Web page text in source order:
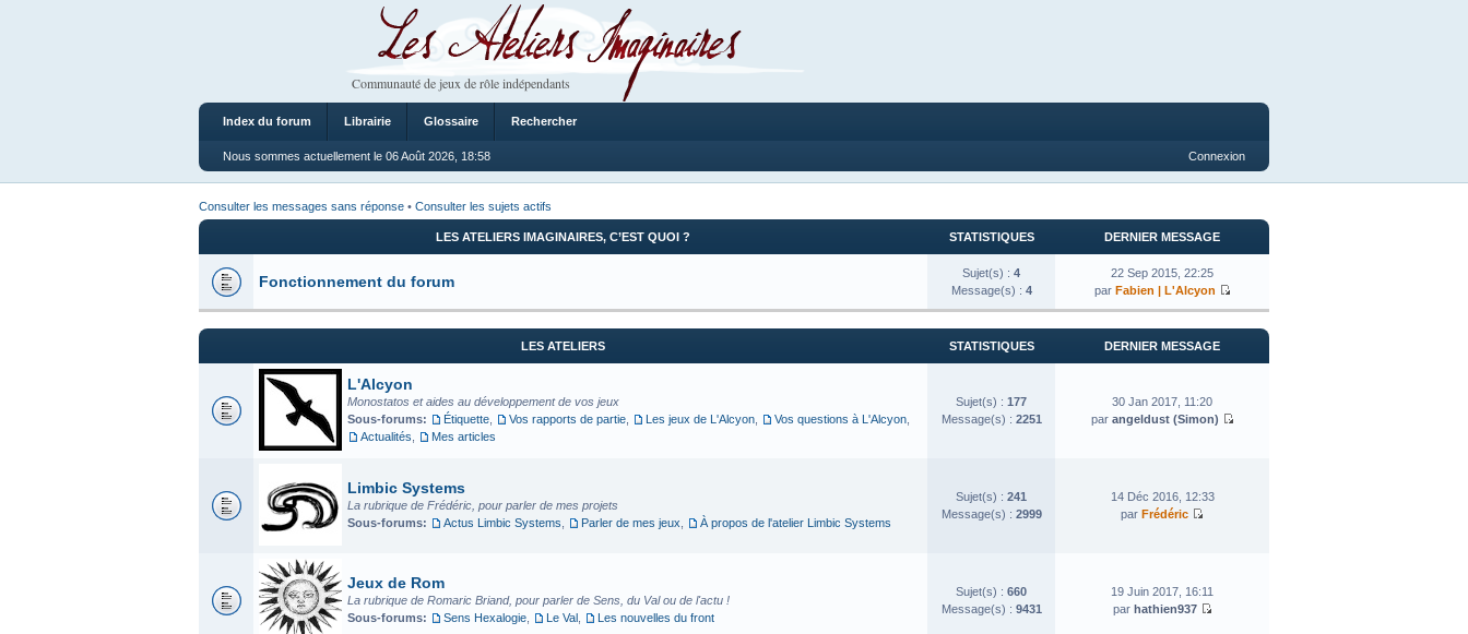
Les Ateliers Imaginaires
Communauté de jeux de rôle indépendants
Index du forum Librairie Glossaire Rechercher
Nous sommes actuellement le 06 Août 2026, 18:58 Connexion
Consulter les messages sans réponse • Consulter les sujets actifs
LES ATELIERS IMAGINAIRES, C’EST QUOI ? STATISTIQUES DERNIER MESSAGE
Fonctionnement du forum Sujet(s) : 4
Message(s) : 4
22 Sep 2015, 22:25
par Fabien | L'Alcyon
LES ATELIERS STATISTIQUES DERNIER MESSAGE
L'Alcyon
Monostatos et aides au développement de vos jeux
Sous-forums:
Étiquette Vos rapports de partie Les jeux de L'Alcyon Vos questions à L'Alcyon
Actualités
Mes articles
Sujet(s) : 177
Message(s) : 2251
30 Jan 2017, 11:20
par angeldust (Simon)
Limbic Systems
La rubrique de Frédéric, pour parler de mes projets
Sous-forums:
Actus Limbic Systems Parler de mes jeux À propos de l'atelier Limbic Systems
Sujet(s) : 241
Message(s) : 2999
14 Déc 2016, 12:33
par Frédéric
Jeux de Rom
La rubrique de Romaric Briand, pour parler de Sens, du Val ou de l'actu !
Sous-forums:
Sens Hexalogie Le Val Les nouvelles du front
Sujet(s) : 660
Message(s) : 9431
19 Juin 2017, 16:11
par hathien937